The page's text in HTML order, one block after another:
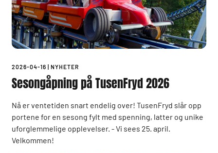
2026-04-16 NYHETER
Sesongåpning på TusenFryd 2026
Nå er ventetiden snart endelig over! TusenFryd slår opp
portene for en sesong fylt med spenning, latter og unike
uforglemmelige opplevelser. - Vi sees 25. april.
Velkommen!